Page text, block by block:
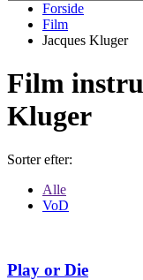
Forside
Film
Jacques Kluger
Film
Kluger
Sorter efter:
Alle
VoD
Play or Die